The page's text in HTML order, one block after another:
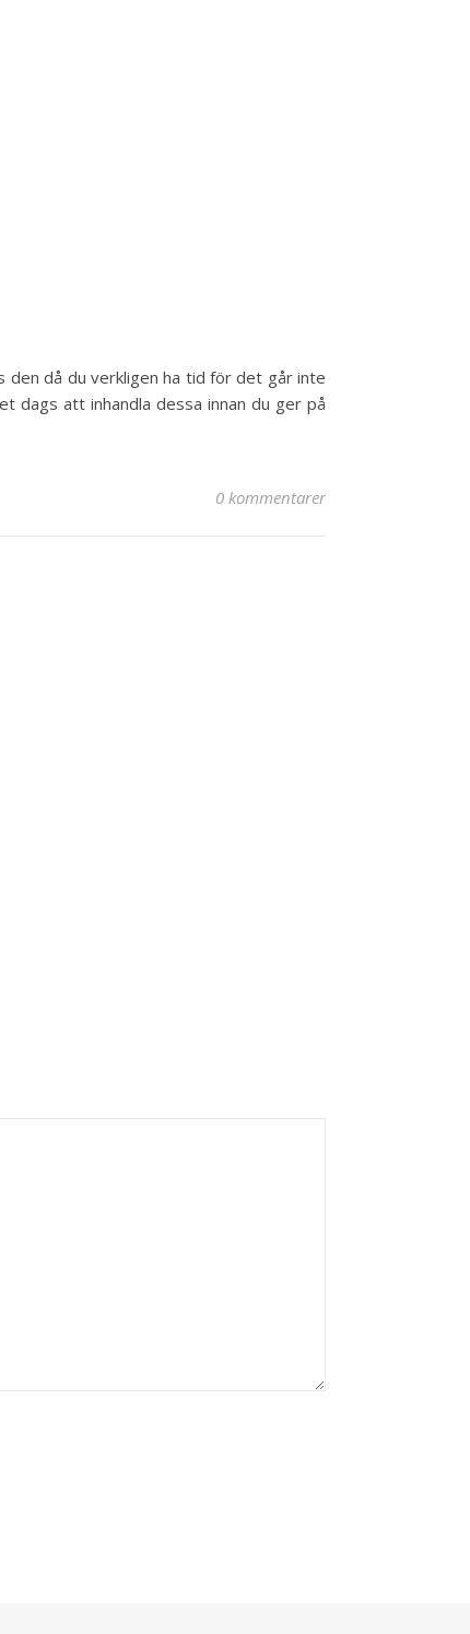
den då du verkligen ha tid för det går inte
dags att inhandla dessa innan du ger på
0 kommentarer